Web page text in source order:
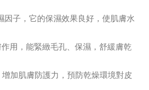
因子，它的保濕效果良好，使肌膚水
用，能緊緻毛孔、保濕，舒緩膚乾
加肌膚防護力，預防乾燥環境對皮